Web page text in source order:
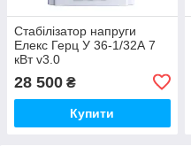
Стабілізатор напруги
Елекс Герц У 36-1/32А 7
кВт v3.0
28 500 ₴
Купити